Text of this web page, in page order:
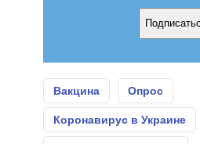
Вакцина Опрос
Коронавирус в Украине